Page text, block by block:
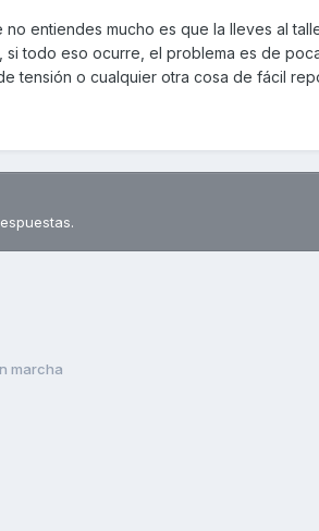
entiendes mucho es que la lleves al
si todo eso ocurre, el problema es de
tensión o cualquier otra cosa de fácil
marcha